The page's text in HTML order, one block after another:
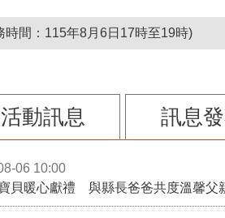
時間：115年8月6日17時至19時)
活動訊息 訊息
06 10:00
貝暖心獻禮 與縣長爸爸共度溫馨父